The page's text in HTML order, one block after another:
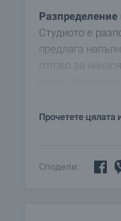
Разпределение
Студиото е
предлага
готово за
двор на
Годишна такса
Прочетете цялата
Сподели: